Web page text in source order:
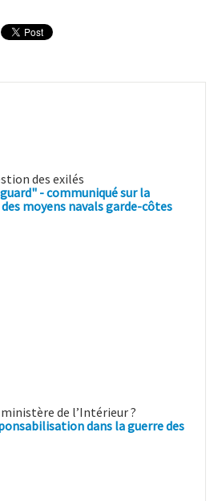
des exilés
- communiqué sur la
moyens navals garde-côtes
de l’Intérieur ?
dans la guerre des